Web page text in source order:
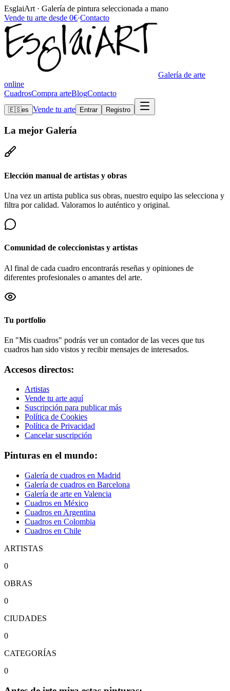
EsglaiArt · Galería de pintura seleccionada a mano
Vende tu arte desde 0€·Contacto
Galería de arte
online
CuadrosCompra arteBlogContacto
🇪🇸es Vende tu arte Entrar Registro
La mejor Galería
Elección manual de artistas y obras
Una vez un artista publica sus obras, nuestro equipo las selecciona y
filtra por calidad. Valoramos lo auténtico y original.
Comunidad de coleccionistas y artistas
Al final de cada cuadro encontrarás reseñas y opiniones de
diferentes profesionales o amantes del arte.
Tu portfolio
En "Mis cuadros" podrás ver un contador de las veces que tus
cuadros han sido vistos y recibir mensajes de interesados.
Accesos directos:
Artistas
Vende tu arte aquí
Suscripción para publicar más
Política de Cookies
Política de Privacidad
Cancelar suscripción
Pinturas en el mundo:
Galería de cuadros en Madrid
Galería de cuadros en Barcelona
Galería de arte en Valencia
Cuadros en México
Cuadros en Argentina
Cuadros en Colombia
Cuadros en Chile
ARTISTAS
0
OBRAS
0
CIUDADES
0
CATEGORÍAS
0